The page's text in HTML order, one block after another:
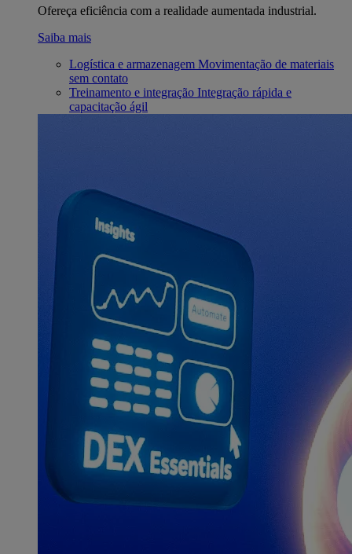
Ofereça eficiência com a realidade aumentada industrial.
Saiba mais
Logística e armazenagem Movimentação de materiais
sem contato
Treinamento e integração Integração rápida e
capacitação ágil